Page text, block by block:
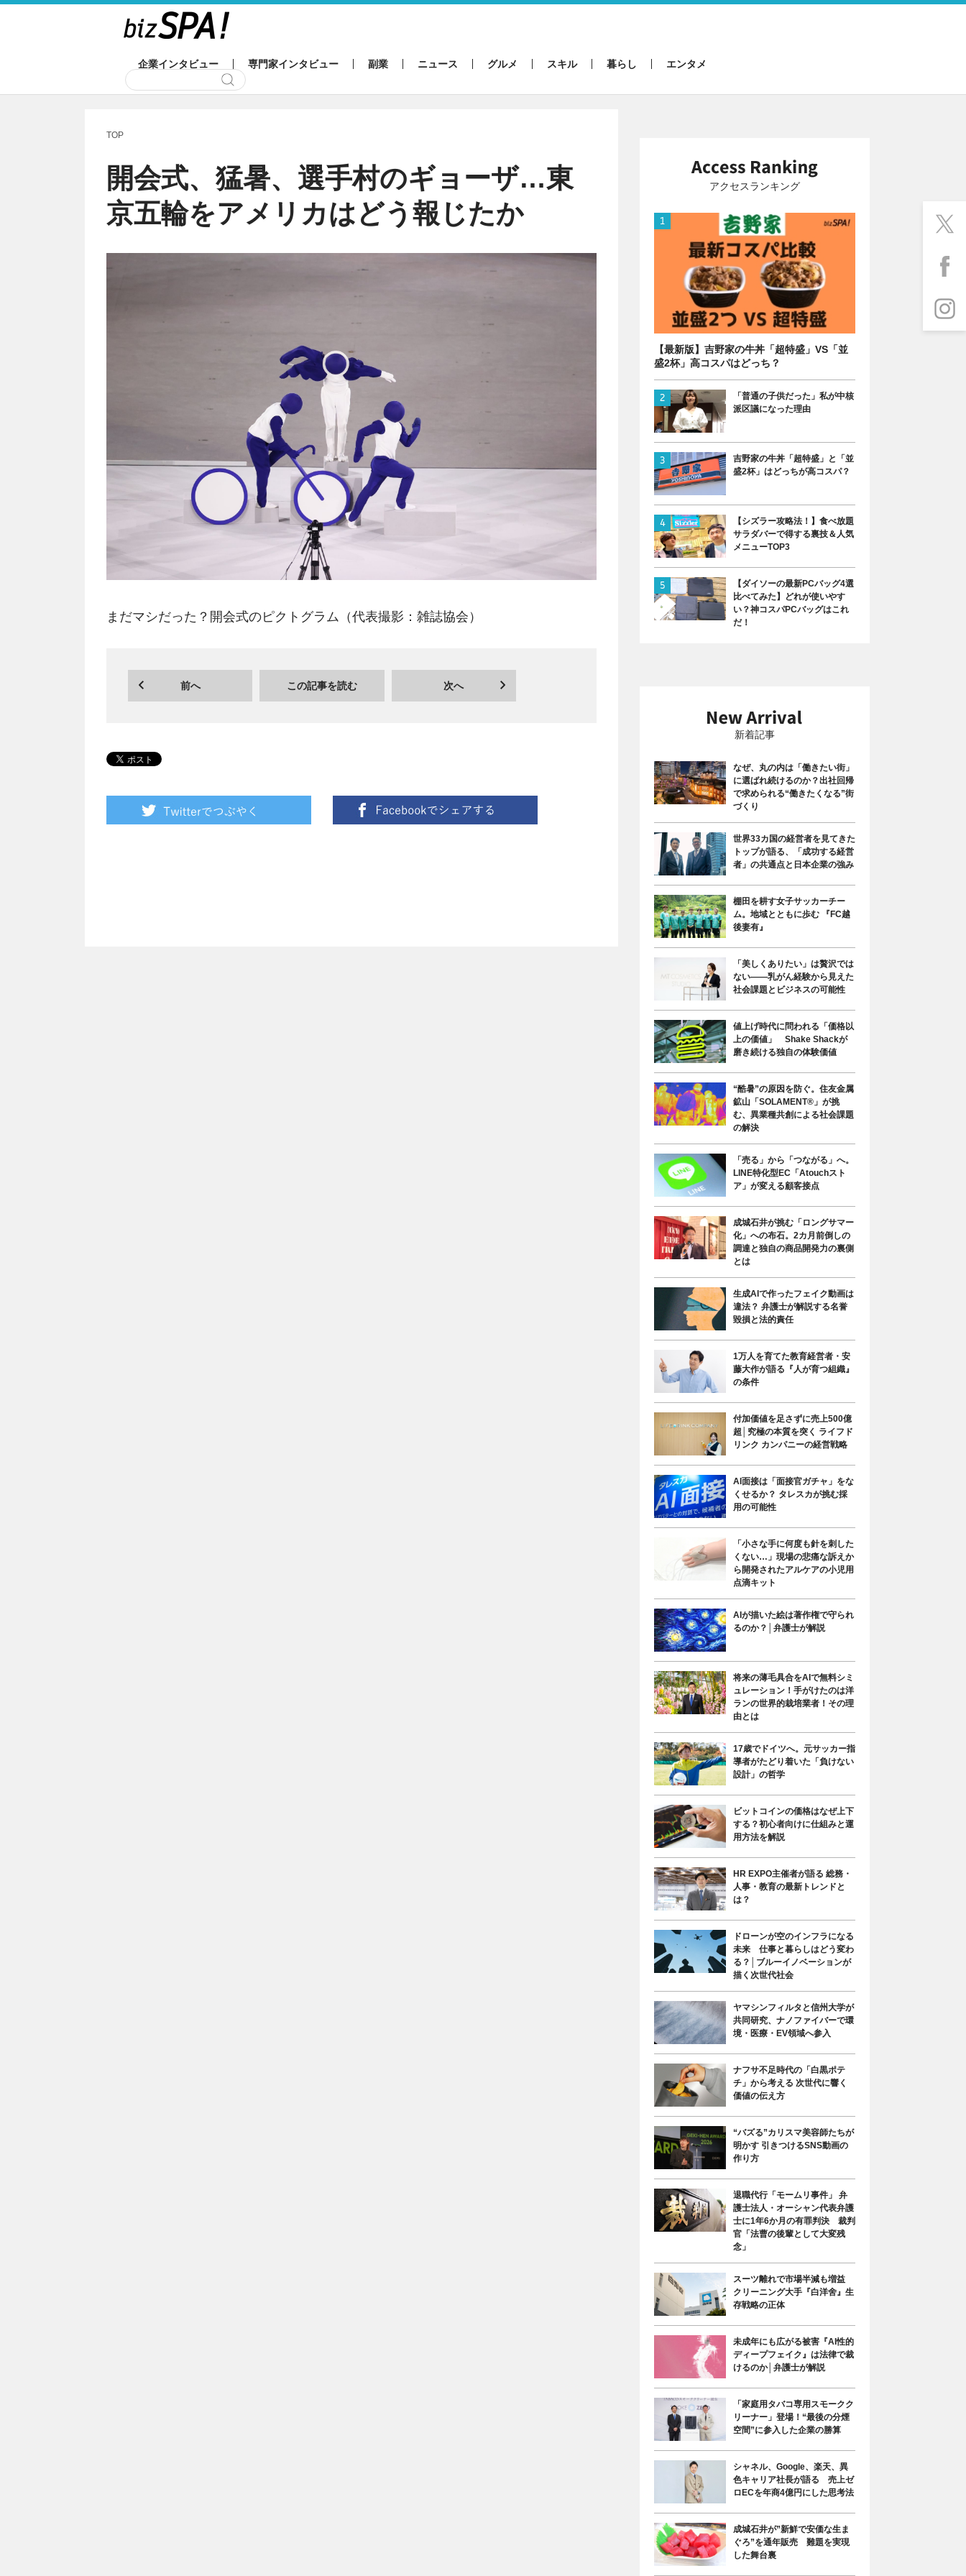
企業インタビュー 専門家インタビュー 副業 ニュース グルメ スキル 暮らし エンタメ
TOP
開会式、猛暑、選手村のギョーザ…東
京五輪をアメリカはどう報じたか
まだマシだった？開会式のピクトグラム（代表撮影：雑誌協会）
前へ この記事を読む 次へ
アクセスランキング
【最新版】吉野家の牛丼「超特盛」VS「並
盛2杯」高コスパはどっち？
「普通の子供だった」私が中核
派区議になった理由
吉野家の牛丼「超特盛」と「並
盛2杯」はどっちが高コスパ？
【シズラー攻略法！】食べ放題
サラダバーで得する裏技＆人気
メニューTOP3
【ダイソーの最新PCバッグ4選
比べてみた】どれが使いやす
い？神コスパPCバッグはこれ
だ！
新着記事
なぜ、丸の内は「働きたい街」
に選ばれ続けるのか？出社回帰
で求められる“働きたくなる”街
づくり
世界33カ国の経営者を見てきた
トップが語る、「成功する経営
者」の共通点と日本企業の強み
棚田を耕す女子サッカーチー
ム。地域とともに歩む 『FC越
後妻有』
「美しくありたい」は贅沢では
ない――乳がん経験から見えた
社会課題とビジネスの可能性
値上げ時代に問われる「価格以
上の価値」 Shake Shackが
磨き続ける独自の体験価値
“酷暑”の原因を防ぐ。住友金属
鉱山「SOLAMENT®」が挑
む、異業種共創による社会課題
の解決
「売る」から「つながる」へ。
LINE特化型EC「Atouchスト
ア」が変える顧客接点
成城石井が挑む「ロングサマー
化」への布石。2カ月前倒しの
調達と独自の商品開発力の裏側
とは
生成AIで作ったフェイク動画は
違法？ 弁護士が解説する名誉
毀損と法的責任
1万人を育てた教育経営者・安
藤大作が語る『人が育つ組織』
の条件
付加価値を足さずに売上500億
超│究極の本質を突く ライフド
リンク カンパニーの経営戦略
AI面接は「面接官ガチャ」をな
くせるか？ タレスカが挑む採
用の可能性
「小さな手に何度も針を刺した
くない…」現場の悲痛な訴えか
ら開発されたアルケアの小児用
点滴キット
AIが描いた絵は著作権で守られ
るのか？│弁護士が解説
将来の薄毛具合をAIで無料シミ
ュレーション！手がけたのは洋
ランの世界的栽培業者！その理
由とは
17歳でドイツへ。元サッカー指
導者がたどり着いた「負けない
設計」の哲学
ビットコインの価格はなぜ上下
する？初心者向けに仕組みと運
用方法を解説
HR EXPO主催者が語る 総務・
人事・教育の最新トレンドと
は？
ドローンが空のインフラになる
未来 仕事と暮らしはどう変わ
る？│ブルーイノベーションが
描く次世代社会
ヤマシンフィルタと信州大学が
共同研究、ナノファイバーで環
境・医療・EV領域へ参入
ナフサ不足時代の「白黒ポテ
チ」から考える 次世代に響く
価値の伝え方
“バズる”カリスマ美容師たちが
明かす 引きつけるSNS動画の
作り方
退職代行「モームリ事件」 弁
護士法人・オーシャン代表弁護
士に1年6か月の有罪判決 裁判
官「法曹の後輩として大変残
念」
スーツ離れで市場半減も増益
クリーニング大手『白洋舍』生
存戦略の正体
未成年にも広がる被害『AI性的
ディープフェイク』は法律で裁
けるのか│弁護士が解説
「家庭用タバコ専用スモークク
リーナー」登場！“最後の分煙
空間”に参入した企業の勝算
シャネル、Google、楽天、異
色キャリア社長が語る 売上ゼ
ロECを年商4億円にした思考法
成城石井が”新鮮で安価な生ま
ぐろ”を通年販売 難題を実現
した舞台裏